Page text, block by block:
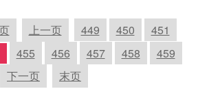
上一页 449 450
451
455 456 457 458
459
下一页
末页